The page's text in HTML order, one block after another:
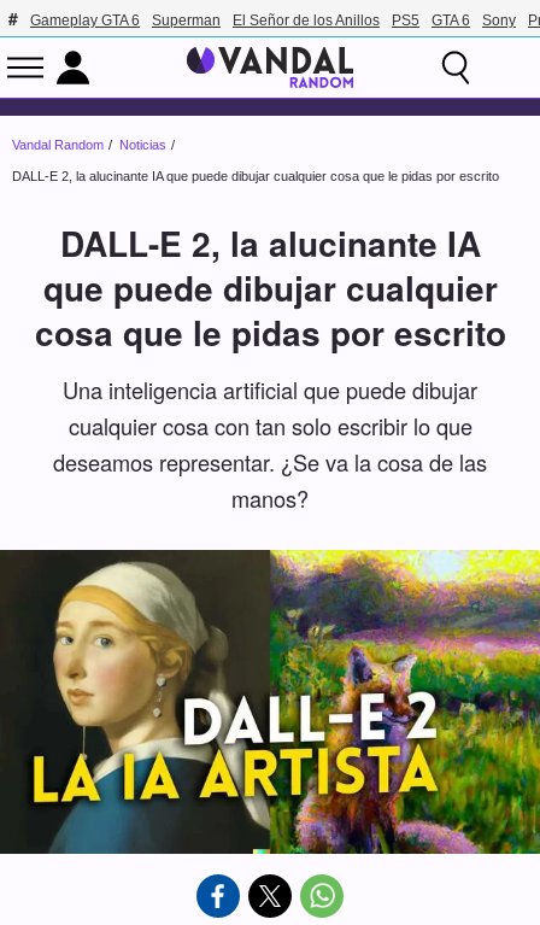
Gameplay GTA 6 Superman El Señor de los Anillos PS5 GTA 6 Sony
Vandal Random Noticias
DALL-E 2, la alucinante IA que puede dibujar cualquier cosa que le pidas por escrito
DALL-E 2, la alucinante IA
que puede dibujar cualquier
cosa que le pidas por escrito
Una inteligencia artificial que puede dibujar
cualquier cosa con tan solo escribir lo que
deseamos representar. ¿Se va la cosa de las
manos?